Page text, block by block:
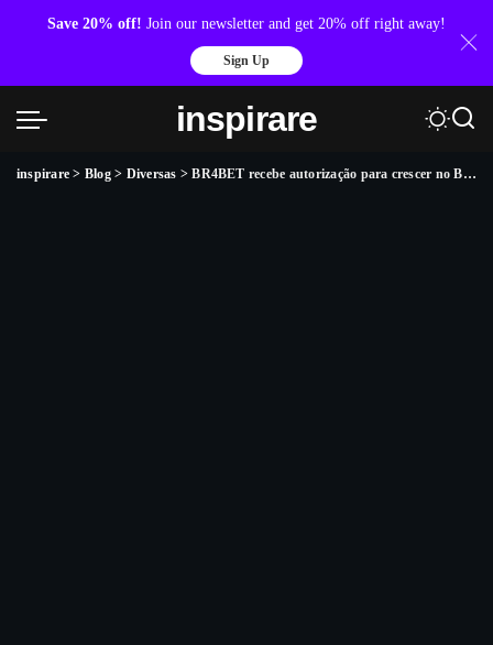
Save 20% off! Join our newsletter and get 20% off right away!
Sign Up
inspirare
inspirare > Blog> Diversas >BR4BET recebe autorização para crescer no Brasil